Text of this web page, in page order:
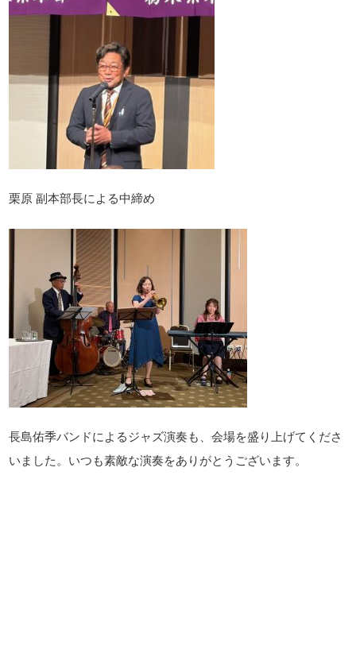
栗原 副本部長による中締め
長島佑季バンドによるジャズ演奏も、会場を盛り上げてくださ
いました。いつも素敵な演奏をありがとうございます。